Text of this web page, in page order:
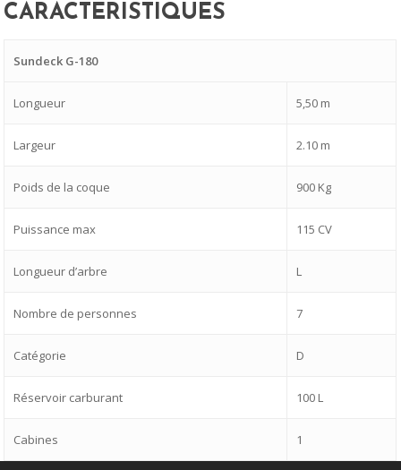
CARACTÉRISTIQUES
Sundeck G-180
Longueur 5,50 m
Largeur 2.10 m
Poids de la coque 900 Kg
Puissance max 115 CV
Longueur d’arbre L
Nombre de personnes 7
Catégorie D
Réservoir carburant 100 L
Cabines 1